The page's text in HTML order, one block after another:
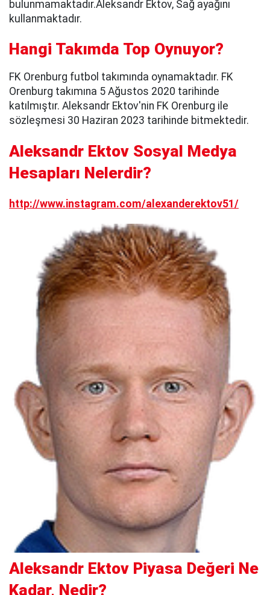
bulunmamaktadır.Aleksandr Ektov, Sağ ayağını
kullanmaktadır.
Hangi Takımda Top Oynuyor?
FK Orenburg futbol takımında oynamaktadır. FK
Orenburg takımına 5 Ağustos 2020 tarihinde
katılmıştır. Aleksandr Ektov'nin FK Orenburg ile
sözleşmesi 30 Haziran 2023 tarihinde bitmektedir.
Aleksandr Ektov Sosyal Medya
Hesapları Nelerdir?
http://www.instagram.com/alexanderektov51/
Aleksandr Ektov Piyasa Değeri Ne
Kadar, Nedir?